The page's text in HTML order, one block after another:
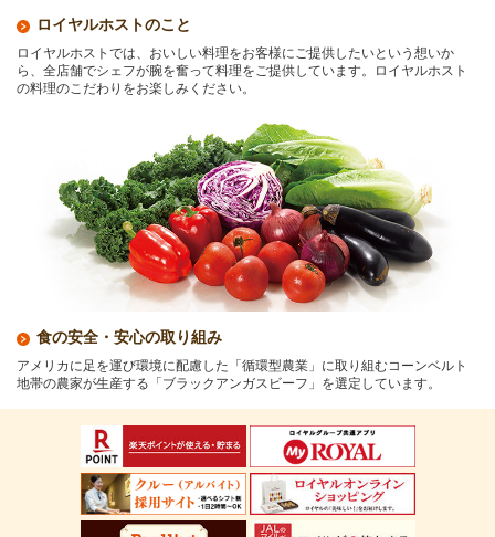
ロイヤルホストのこと
ロイヤルホストでは、おいしい料理をお客様にご提供したいという想いか
ら、全店舗でシェフが腕を奮って料理をご提供しています。ロイヤルホスト
の料理のこだわりをお楽しみください。
食の安全・安心の取り組み
アメリカに足を運び環境に配慮した「循環型農業」に取り組むコーンベルト
地帯の農家が生産する「ブラックアンガスビーフ」を選定しています。